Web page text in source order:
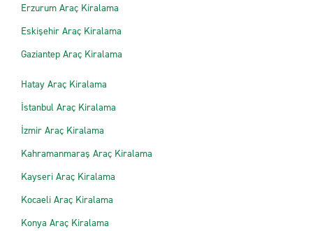
Erzurum Araç Kiralama
Eskişehir Araç Kiralama
Gaziantep Araç Kiralama
Hatay Araç Kiralama
İstanbul Araç Kiralama
İzmir Araç Kiralama
Kahramanmaraş Araç Kiralama
Kayseri Araç Kiralama
Kocaeli Araç Kiralama
Konya Araç Kiralama